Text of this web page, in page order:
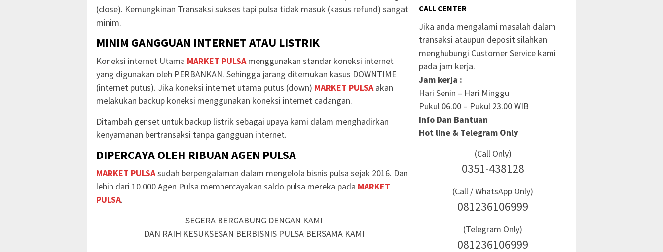
(close). Kemungkinan Transaksi sukses tapi pulsa tidak masuk (kasus refund) sangat
minim.
MINIM GANGGUAN INTERNET ATAU LISTRIK
Koneksi internet Utama MARKET PULSAmenggunakan standar koneksi internet
yang digunakan oleh PERBANKAN. Sehingga jarang ditemukan kasus DOWNTIME
(internet putus). Jika koneksi internet utama putus (down) MARKET PULSAakan
melakukan backup koneksi menggunakan koneksi internet cadangan.
Ditambah genset untuk backup listrik sebagai upaya kami dalam menghadirkan
kenyamanan bertransaksi tanpa gangguan internet.
DIPERCAYA OLEH RIBUAN AGEN PULSA
MARKET PULSAsudah berpengalaman dalam mengelola bisnis pulsa sejak 2016. Dan
lebih dari 10.000 Agen Pulsa mempercayakan saldo pulsa mereka pada MARKET
PULSA.
SEGERA BERGABUNG DENGAN KAMI
DAN RAIH KESUKSESAN BERBISNIS PULSA BERSAMA KAMI
CALL CENTER
Jika anda mengalami masalah dalam
transaksi ataupun deposit silahkan
menghubungi Customer Service kami
pada jam kerja.
Jam kerja :
Hari Senin – Hari Minggu
Pukul 06.00 – Pukul 23.00 WIB
Info Dan Bantuan
Hot line & Telegram Only
(Call Only)
0351-438128
(Call / WhatsApp Only)
081236106999
(Telegram Only)
081236106999